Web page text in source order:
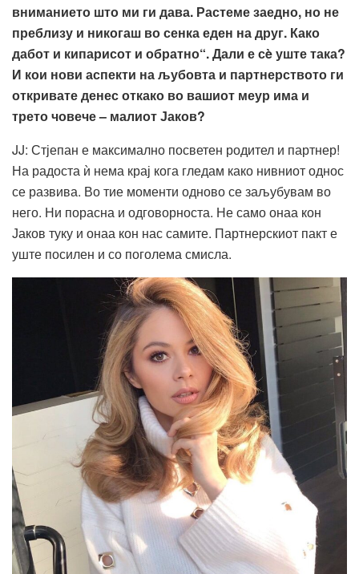
вниманието што ми ги дава. Растеме заедно, но не
преблизу и никогаш во сенка еден на друг. Како
дабот и кипарисот и обратно“. Дали есèуште така?
И кои нови аспекти на љубовта и партнерството ги
откривате денес откако во вашиот меур има и
трето човече – малиот Јаков?
JJ: Стјепан е максимално посветен родител и партнер!
На радоста ѝ нема крај кога гледам како нивниот однос
се развива. Во тие моменти одново се заљубувам во
него. Ни порасна и одговорноста. Не само онаа кон
Јаков туку и онаа кон нас самите. Партнерскиот пакт е
уште посилен и со поголема смисла.